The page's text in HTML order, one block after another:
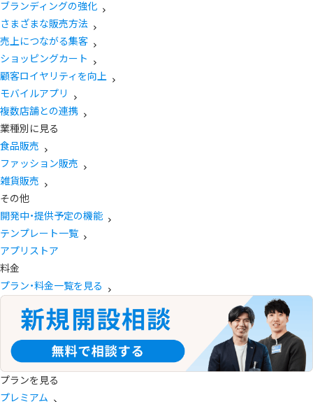
ブランディングの強化
さまざまな販売方法
売上につながる集客
ショッピングカート
顧客ロイヤリティを向上
モバイルアプリ
複数店舗との連携
業種別に見る
食品販売
ファッション販売
雑貨販売
その他
開発中・提供予定の機能
テンプレート一覧
アプリストア
料金
プラン・料金一覧を見る
プランを見る
プレミアム